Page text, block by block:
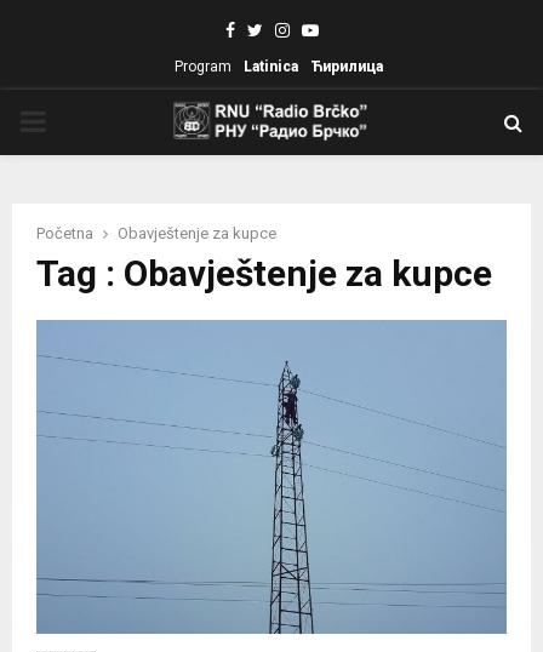
Facebook
TwitterInstagram
Youtube
Program Latinica Ћирилица
Početna Obavještenje za kupce
Tag : Obavještenje za kupce